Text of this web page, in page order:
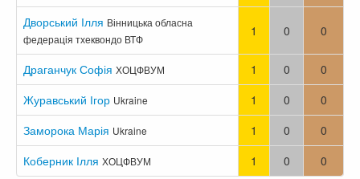
Дворський Ілля Вінницька обласна
федерація тхеквондо ВТФ
1 0 0
Драганчук Софія ХОЦФВУМ 1 0
0
Журавський Ігор Ukraine 1 0
0
Заморока Марія Ukraine 1 0
0
Коберник Ілля ХОЦФВУМ 1 0 0